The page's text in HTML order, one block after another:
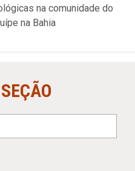
na comunidade do
na Bahia